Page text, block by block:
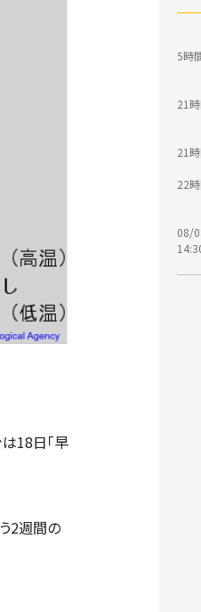
18日「早
2週間の
5時
21
21
22
08/